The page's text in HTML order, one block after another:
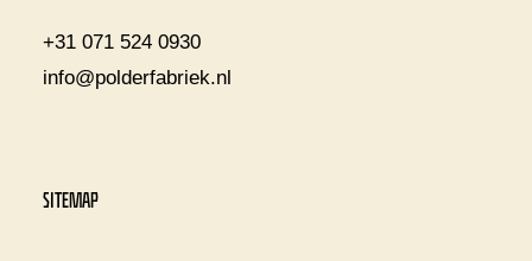
+31 071 524 0930
info@polderfabriek.nl
SITEMAP